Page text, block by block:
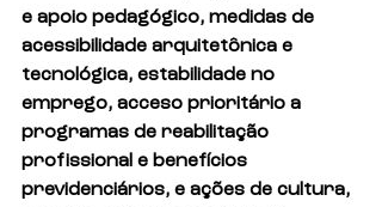
e apoio pedagógico, medidas de
acessibilidade arquitetônica e
tecnológica, estabilidade no
emprego, acceso prioritário a
programas de reabilitação
profissional e benefícios
previdenciários, e ações de cultura,